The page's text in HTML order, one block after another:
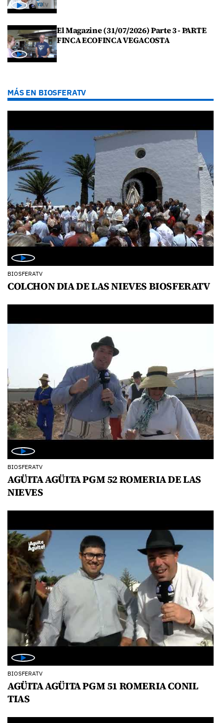
El Magazine (31/07/2026) Parte 3 - PARTE
FINCA ECOFINCA VEGACOSTA
MÁS EN BIOSFERATV
BIOSFERATV
COLCHON DIA DE LAS NIEVES BIOSFERATV
BIOSFERATV
AGÜITA AGÜITA PGM 52 ROMERIA DE LAS
NIEVES
BIOSFERATV
AGÜITA AGÜITA PGM 51 ROMERIA CONIL
TIAS